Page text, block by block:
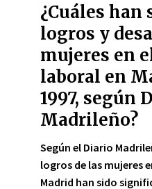
¿Cuáles han
logros y
mujeres en
laboral en
1997, según
Madrileño?
Según el Diario
logros de las mujeres
Madrid han sido